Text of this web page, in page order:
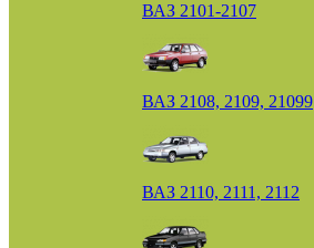
ВАЗ 2101-2107
ВАЗ 2108, 2109, 21099
ВАЗ 2110, 2111, 2112